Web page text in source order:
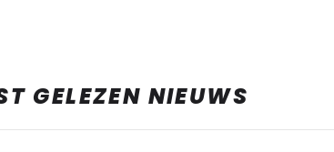
GELEZEN NIEUWS